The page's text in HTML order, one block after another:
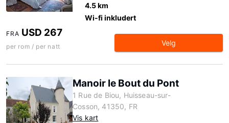
4.5 km
Wi-fi inkludert
FRA USD 267
per rom / per natt Velg
Manoir le Bout du Pont
1 Rue de Biou, Huisseau-sur-
Cosson, 41350, FR
Vis kart